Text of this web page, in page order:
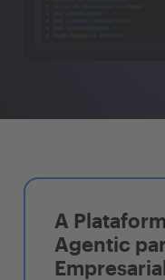
A
Agentic